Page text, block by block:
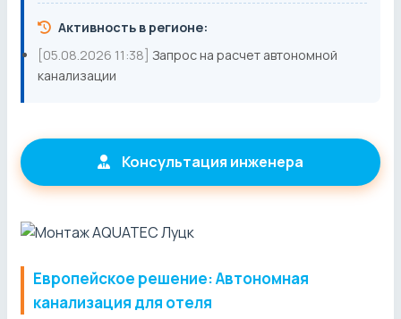
Активность в регионе:
[05.08.2026 11:38] Запрос на расчет автономной
канализации
Консультация инженера
Европейское решение: Автономная
канализация для отеля